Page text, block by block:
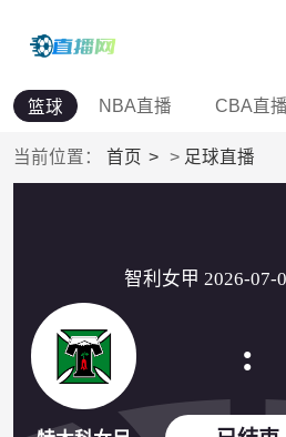
篮球 NBA直播 CBA直播
当前位置： 首页 > 足球直播
智利女甲 2026-07-
: